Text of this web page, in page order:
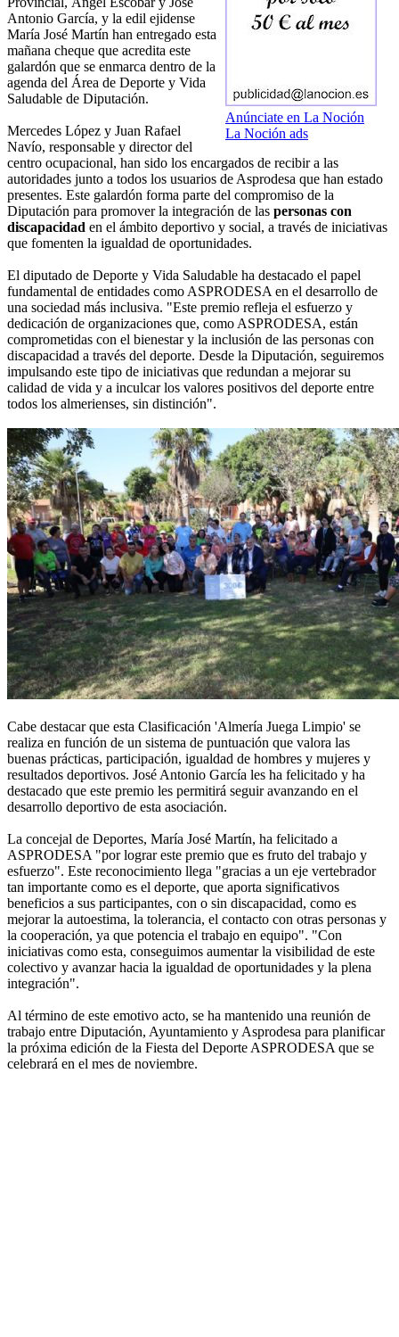
Anúnciate en La Noción
La Noción ads
Antonio García, y la edil ejidense
María José Martín han entregado esta
mañana cheque que acredita este
galardón que se enmarca dentro de la
agenda del Área de Deporte y Vida
Saludable de Diputación.
Mercedes López y Juan Rafael
Navío, responsable y director del
centro ocupacional, han sido los encargados de recibir a las
autoridades junto a todos los usuarios de Asprodesa que han estado
presentes. Este galardón forma parte del compromiso de la
Diputación para promover la integración de las personas con
discapacidad en el ámbito deportivo y social, a través de iniciativas
que fomenten la igualdad de oportunidades.
El diputado de Deporte y Vida Saludable ha destacado el papel
fundamental de entidades como ASPRODESA en el desarrollo de
una sociedad más inclusiva. "Este premio refleja el esfuerzo y
dedicación de organizaciones que, como ASPRODESA, están
comprometidas con el bienestar y la inclusión de las personas con
discapacidad a través del deporte. Desde la Diputación, seguiremos
impulsando este tipo de iniciativas que redundan a mejorar su
calidad de vida y a inculcar los valores positivos del deporte entre
todos los almerienses, sin distinción".
Cabe destacar que esta Clasificación 'Almería Juega Limpio' se
realiza en función de un sistema de puntuación que valora las
buenas prácticas, participación, igualdad de hombres y mujeres y
resultados deportivos. José Antonio García les ha felicitado y ha
destacado que este premio les permitirá seguir avanzando en el
desarrollo deportivo de esta asociación.
La concejal de Deportes, María José Martín, ha felicitado a
ASPRODESA "por lograr este premio que es fruto del trabajo y
esfuerzo". Este reconocimiento llega "gracias a un eje vertebrador
tan importante como es el deporte, que aporta significativos
beneficios a sus participantes, con o sin discapacidad, como es
mejorar la autoestima, la tolerancia, el contacto con otras personas y
la cooperación, ya que potencia el trabajo en equipo". "Con
iniciativas como esta, conseguimos aumentar la visibilidad de este
colectivo y avanzar hacia la igualdad de oportunidades y la plena
integración".
Al término de este emotivo acto, se ha mantenido una reunión de
trabajo entre Diputación, Ayuntamiento y Asprodesa para planificar
la próxima edición de la Fiesta del Deporte ASPRODESA que se
celebrará en el mes de noviembre.